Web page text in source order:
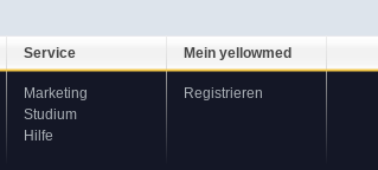
Service
Marketing
Studium
Hilfe
Mein yellowmed
Registrieren